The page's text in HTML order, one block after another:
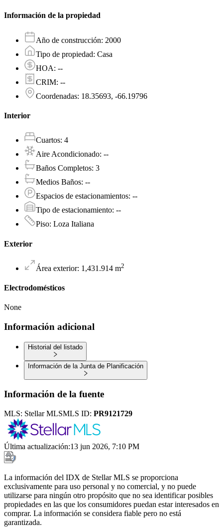
Información de la propiedad
Año de construcción: 2000
Tipo de propiedad: Casa
HOA: --
CRIM: --
Coordenadas: 18.35693, -66.19796
Interior
Cuartos: 4
Aire Acondicionado: --
Baños Completos: 3
Medios Baños: --
Espacios de estacionamientos: --
Tipo de estacionamiento: --
Piso: Loza Italiana
Exterior
Área exterior: 1,431.914 m2
Electrodomésticos
None
Información adicional
Historial del listado
Información de la Junta de Planificación
Información de la fuente
MLS: Stellar MLSMLS ID: PR9121729
Última actualización:13 jun 2026, 7:10 PM
La información del IDX de Stellar MLS se proporciona
exclusivamente para uso personal y no comercial, y no puede
utilizarse para ningún otro propósito que no sea identificar posibles
propiedades en las que los consumidores puedan estar interesados en
comprar. La información se considera fiable pero no está
garantizada.